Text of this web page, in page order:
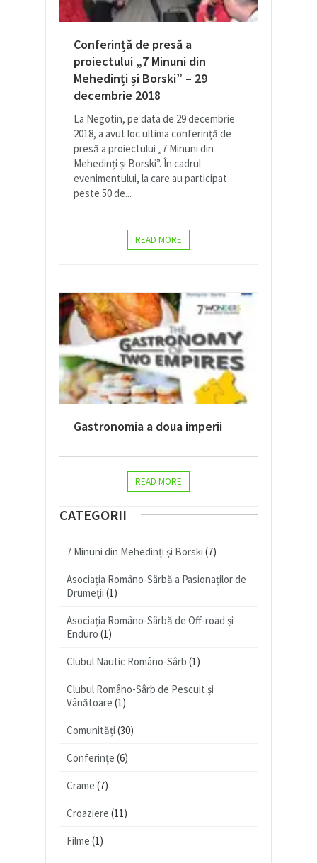
Conferință de presă a
proiectului „7 Minuni din
Mehedinți și Borski” – 29
decembrie 2018
La Negotin, pe data de 29 decembrie
2018, a avut loc ultima conferință de
presă a proiectului „7 Minuni din
Mehedinți și Borski”. În cadrul
evenimentului, la care au participat
peste 50 de...
READ MORE
Gastronomia a doua imperii
READ MORE
CATEGORII
7 Minuni din Mehedinți și Borski (7)
Asociația Româno-Sârbă a Pasionaților de
Drumeții (1)
Asociația Româno-Sârbă de Off-road și
Enduro (1)
Clubul Nautic Româno-Sârb (1)
Clubul Româno-Sârb de Pescuit și
Vânătoare (1)
Comunități (30)
Conferințe (6)
Crame (7)
Croaziere (11)
Filme (1)